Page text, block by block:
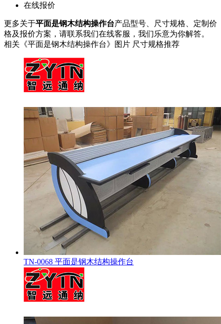
在线报价
更多关于平面是钢木结构操作台产品型号、尺寸规格、定制价
格及报价方案，请联系我们在线客服，我们乐意为你解答。
相关《平面是钢木结构操作台》图片 尺寸规格推荐
TN-0068 平面是钢木结构操作台